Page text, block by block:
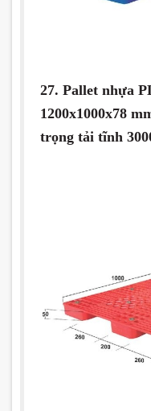
27. Pallet nhựa
1200x1000x78
trọng tải tĩnh